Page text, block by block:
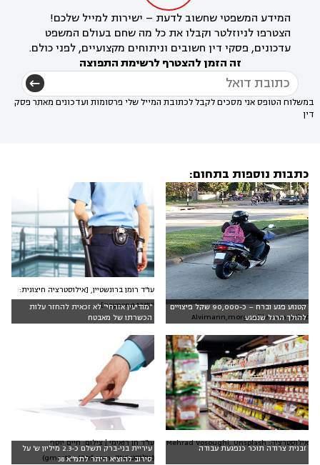
המידע המשפטי שחשוב לדעת – ישירות למייל שלכם!
הצטרפו לניוזלטר וקבלו את כל מה שחם בעולם המשפט
עדכונים, פסקי דין חשובים וניתוחים מקצועיים, לפני כולם.
זה הזמן להצטרף לרשימת התפוצה
במשלוח הטופס אני מסכים לקבל לכתובת המייל שלי פרסומות ועדכונים מאתר פסק
דין
כתבות נוספות בתחום:
קטנוע פגע וברח – כ-90,000 שקל פיצויים
להולך הרגל שנפגע
צילום: Alvimann,morguefile.com
"מודיעין אזרחי" לא זכאית להחזר עלות
הכשרתו של מאבטח
עו"ד רומן ברונשטיין, [אילוסטרציה חיצונית:
naypong,123RF]
זבנית צרודה תוכר כנפגעת עבודה
אילוסטרציה: Mehrad Vosoughi, Unsplash
עיריית בני-ברק תשלם כ-2.3 מיליון ש' על
סירוב להוציא היתר לתמ"א 38
עו"ד חן רואימי | צילום: חיים יוסף
(אילוסטרציה: gmast3r, 123rf.com)